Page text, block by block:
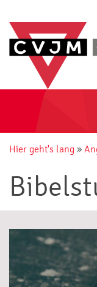
Hier geht's lang »